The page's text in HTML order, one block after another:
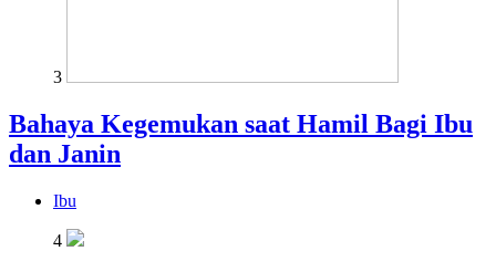
3
Bahaya Kegemukan saat Hamil Bagi Ibu
dan Janin
Ibu
4